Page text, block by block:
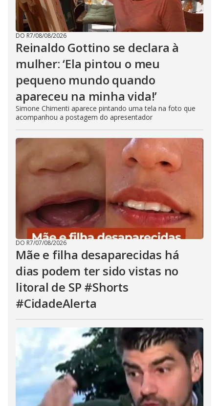
DO R7/08/08/2026
Reinaldo Gottino se declara à
mulher: ‘Ela pintou o meu
pequeno mundo quando
apareceu na minha vida!’
Simone Chimenti aparece pintando uma tela na foto que
acompanhou a postagem do apresentador
DO R7/07/08/2026
Mãe e filha desaparecidas há
dias podem ter sido vistas no
litoral de SP #Shorts
#CidadeAlerta